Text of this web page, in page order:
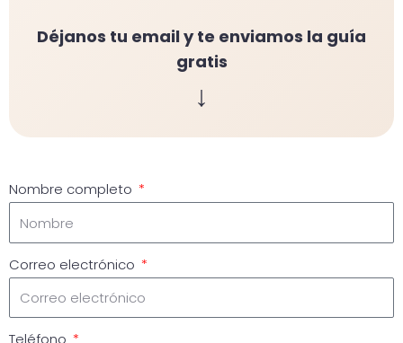
Déjanos tu email y te enviamos la guía
gratis
↓
Nombre completo
Correo electrónico